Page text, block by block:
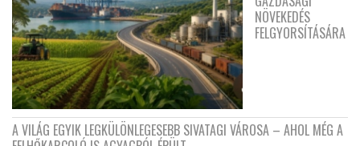
NÖVEKEDÉS
FELGYORSÍTÁSÁRA
A VILÁG EGYIK LEGKÜLÖNLEGESEBB SIVATAGI VÁROSA – AHOL MÉG A